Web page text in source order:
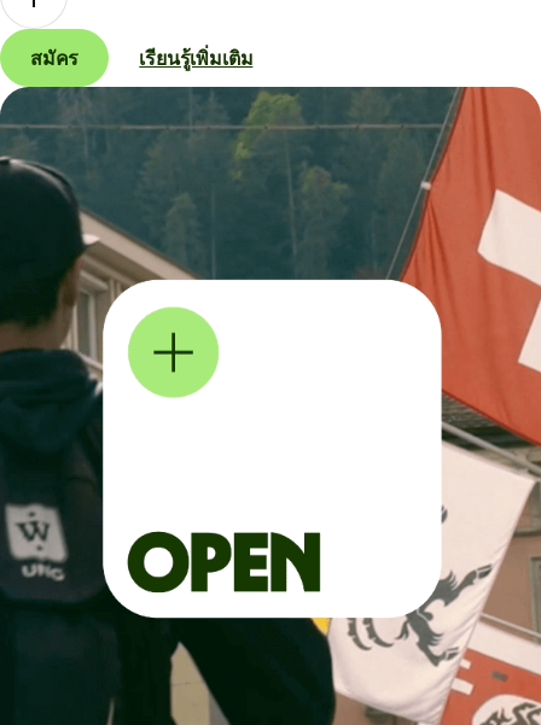
สมัคร เรียนรู้เพิ่มเติม